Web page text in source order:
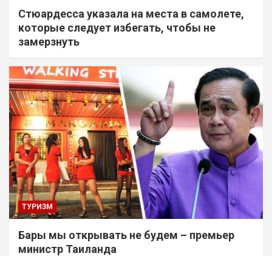
Стюардесса указала на места в самолете,
которые следует избегать, чтобы не
замерзнуть
ТУРИЗМ
Бары мы открывать не будем – премьер
министр Таиланда